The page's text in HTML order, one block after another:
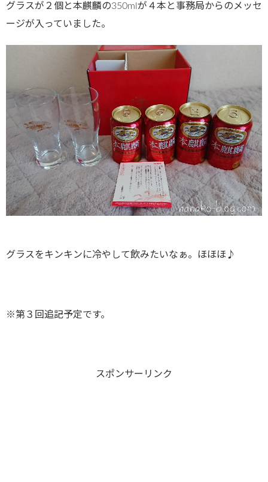
グラスが２個と本麒麟の350mlが４本と事務局からのメッセ
ージが入っていました。
グラスをキンキンに冷やして飲みたいなぁ。ほほほ♪
※第３回追記予定です。
スポンサーリンク